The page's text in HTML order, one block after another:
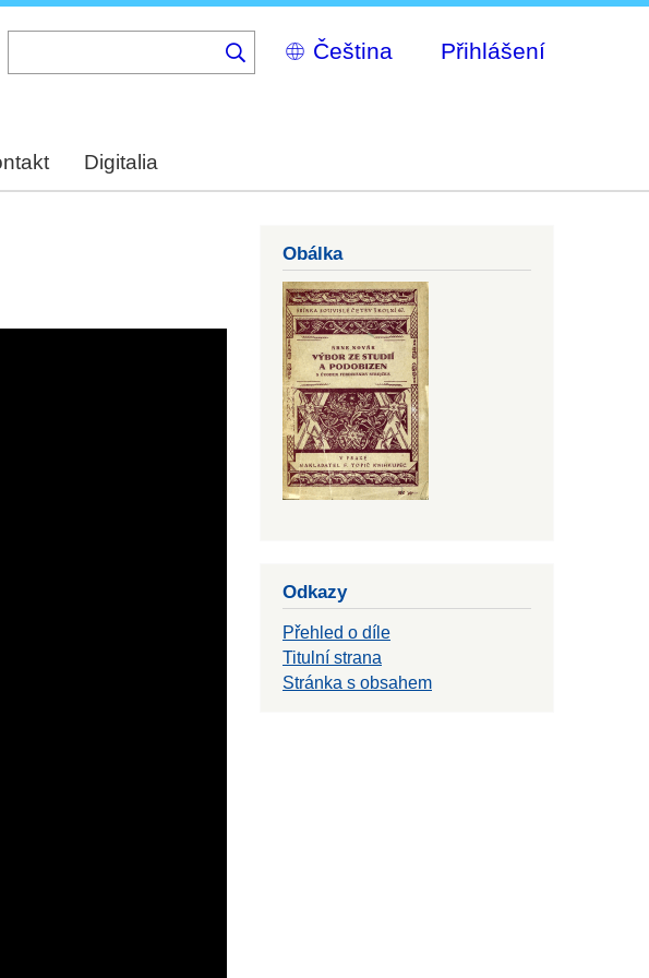
Select
your
Přihlášení
Digitalia
Obálka
Odkazy
Přehled o díle
Titulní strana
Stránka s obsahem